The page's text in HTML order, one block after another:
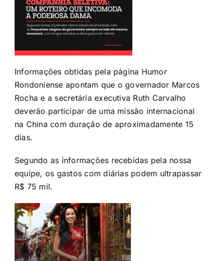
Informações obtidas pela página Humor
Rondoniense apontam que o governador Marcos
Rocha e a secretária executiva Ruth Carvalho
deverão participar de uma missão internacional
na China com duração de aproximadamente 15
dias.
Segundo as informações recebidas pela nossa
equipe, os gastos com diárias podem ultrapassar
R$ 75 mil.